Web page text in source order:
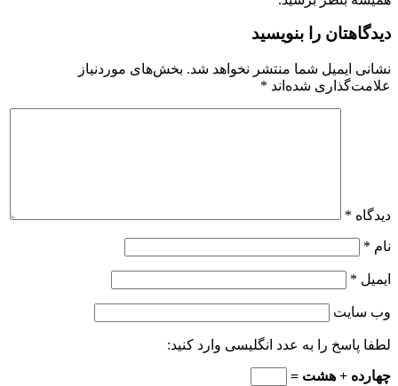
دیدگاهتان را بنویسید
نشانی ایمیل شما منتشر نخواهد شد. بخش‌های موردنیاز
علامت‌گذاری شده‌اند *
دیدگاه *
نام *
ایمیل *
وب‌ سایت
لطفا پاسخ را به عدد انگلیسی وارد کنید:
چهارده + هشت =